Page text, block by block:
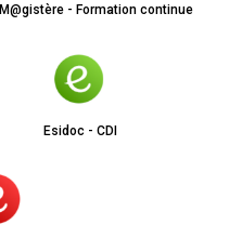
M@gistère - Formation continue
Esidoc - CDI